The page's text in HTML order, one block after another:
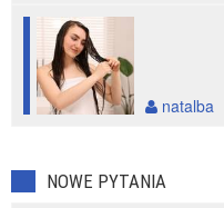
natalba
NOWE PYTANIA